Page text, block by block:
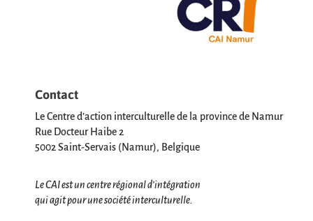
Contact
Le Centre d’action interculturelle de la province de Namur
Rue Docteur Haibe 2
5002 Saint-Servais (Namur), Belgique
Le CAI est un centre régional d’intégration
qui agit pour une société interculturelle.